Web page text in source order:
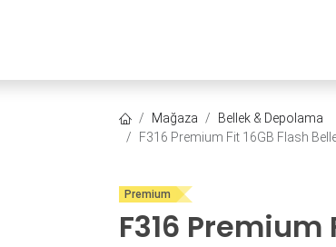
Mağaza
Bellek & Depolama
F316 Premium Fit 16GB Flash
Premium
F316 Premium